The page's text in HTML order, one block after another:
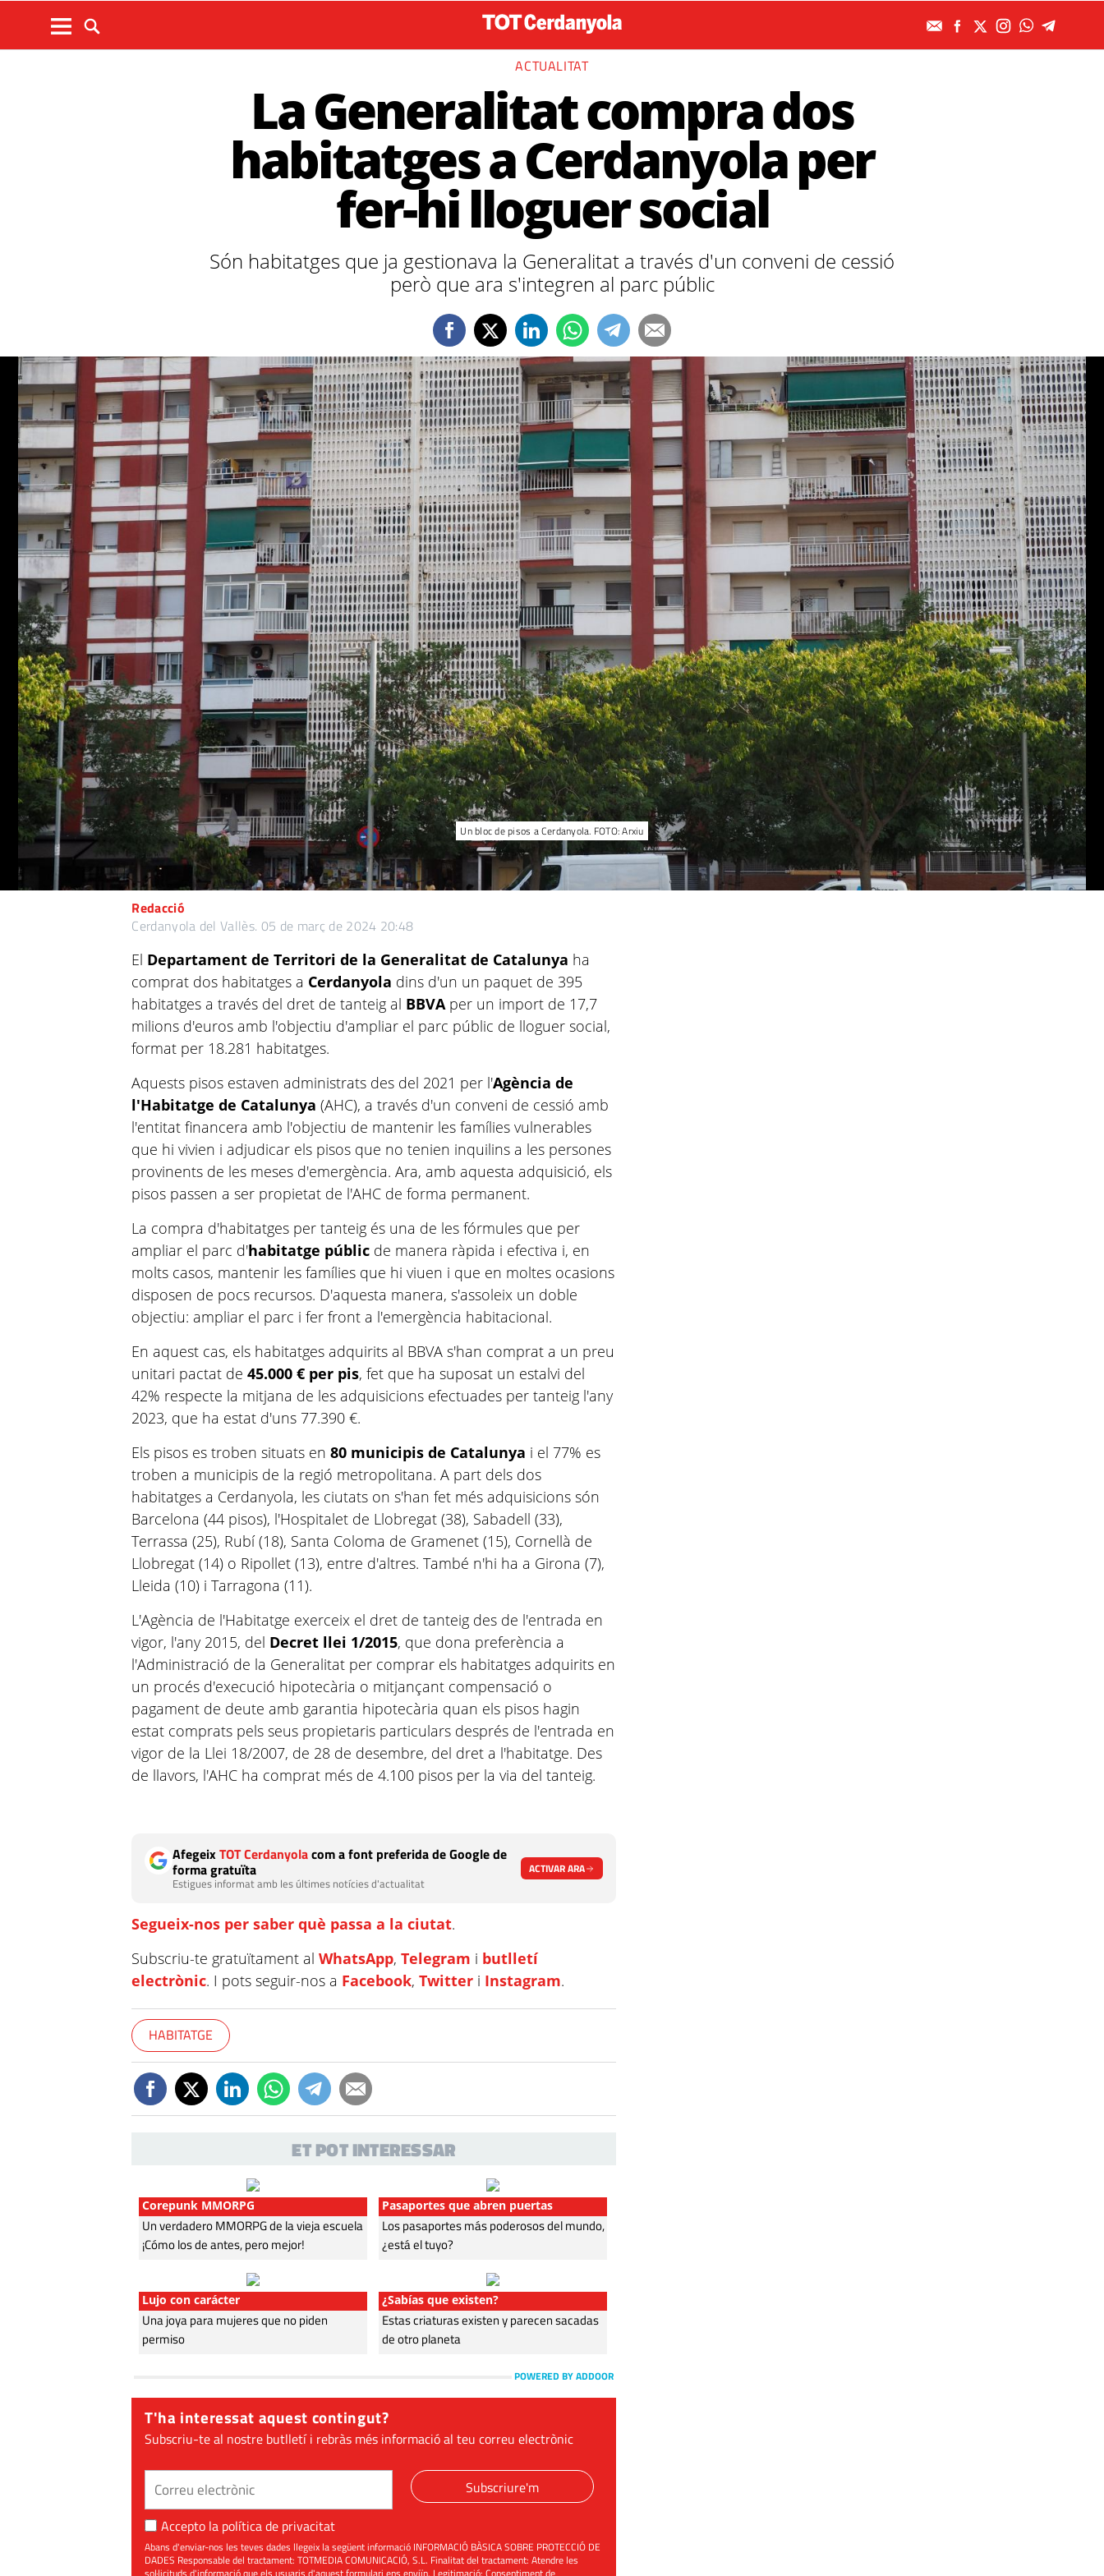
ACTUALITAT
La Generalitat compra dos
habitatges a Cerdanyola per
fer-hi lloguer social
Són habitatges que ja gestionava la Generalitat a través d'un conveni de cessió
però que ara s'integren al parc públic
Un bloc de pisos a Cerdanyola. FOTO: Arxiu
Redacció
Cerdanyola del Vallès. 05 de març de 2024 20:48
El Departament de Territori de la Generalitat de Catalunya ha
comprat dos habitatges a Cerdanyola dins d'un un paquet de 395
habitatges a través del dret de tanteig al BBVAper un import de 17,7
milions d'euros amb l'objectiu d'ampliar el parc públic de lloguer social,
format per 18.281 habitatges.
Aquests pisos estaven administrats des del 2021 per l'Agència de
l'Habitatge de Catalunya (AHC), a través d'un conveni de cessió amb
l'entitat financera amb l'objectiu de mantenir les famílies vulnerables
que hi vivien i adjudicar els pisos que no tenien inquilins a les persones
provinents de les meses d'emergència. Ara, amb aquesta adquisició, els
pisos passen a ser propietat de l'AHC de forma permanent.
La compra d'habitatges per tanteig és una de les fórmules que per
ampliar el parc d'habitatge públic de manera ràpida i efectiva i, en
molts casos, mantenir les famílies que hi viuen i que en moltes ocasions
disposen de pocs recursos. D'aquesta manera, s'assoleix un doble
objectiu: ampliar el parc i fer front a l'emergència habitacional.
En aquest cas, els habitatges adquirits al BBVA s'han comprat a un preu
unitari pactat de 45.000 € per pis, fet que ha suposat un estalvi del
42% respecte la mitjana de les adquisicions efectuades per tanteig l'any
2023, que ha estat d'uns 77.390 €.
Els pisos es troben situats en80 municipis de Catalunya i el 77% es
troben a municipis de la regió metropolitana. A part dels dos
habitatges a Cerdanyola, les ciutats on s'han fet més adquisicions són
Barcelona (44 pisos), l'Hospitalet de Llobregat (38), Sabadell (33),
Terrassa (25), Rubí (18), Santa Coloma de Gramenet (15), Cornellà de
Llobregat (14) o Ripollet (13), entre d'altres. També n'hi ha a Girona (7),
Lleida (10) i Tarragona (11).
L'Agència de l'Habitatge exerceix el dret de tanteig des de l'entrada en
vigor, l'any 2015, del Decret llei 1/2015, que dona preferència a
l'Administració de la Generalitat per comprar els habitatges adquirits en
un procés d'execució hipotecària o mitjançant compensació o
pagament de deute amb garantia hipotecària quan els pisos hagin
estat comprats pels seus propietaris particulars després de l'entrada en
vigor de la Llei 18/2007, de 28 de desembre, del dret a l'habitatge. Des
de llavors, l'AHC ha comprat més de 4.100 pisos per la via del tanteig.
AfegeixTOT Cerdanyolacom a font preferida de Google de
forma gratuïta
Estigues informat amb les últimes notícies d'actualitat
ACTIVAR ARA
Segueix-nos per saber què passa a la ciutat.
Subscriu-te gratuïtament alWhatsApp,Telegram i butlletí
electrònic. I pots seguir-nos a Facebook,Twitter i Instagram.
HABITATGE
ET POT INTERESSAR
Corepunk MMORPG
Un verdadero MMORPG de la vieja escuela
¡Cómo los de antes, pero mejor!
Pasaportes que abren puertas
Los pasaportes más poderosos del mundo,
¿está el tuyo?
Lujo con carácter
Una joya para mujeres que no piden
permiso
¿Sabías que existen?
Estas criaturas existen y parecen sacadas
de otro planeta
POWERED BY ADDOOR
T'ha interessat aquest contingut?
Subscriu-te al nostre butlletí i rebràs més informació al teu correu electrònic
Subscriure'm
Accepto la política de privacitat
Abans d'enviar-nos les teves dades llegeix la següent informació INFORMACIÓ BÀSICA SOBRE PROTECCIÓ DE
DADES Responsable del tractament: TOTMEDIA COMUNICACIÓ, S.L. Finalitat del tractament: Atendre les